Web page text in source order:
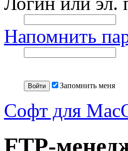
Напомнить
Запомнить меня
Софт для